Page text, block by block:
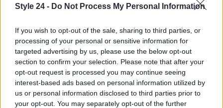
Style 24 - Do Not Process My Personal Information
If you wish to opt-out of the sale, sharing to third parties, or
processing of your personal or sensitive information for
targeted advertising by us, please use the below opt-out
section to confirm your selection. Please note that after your
opt-out request is processed you may continue seeing
interest-based ads based on personal information utilized by
us or personal information disclosed to third parties prior to
your opt-out. You may separately opt-out of the further
Strategie mindful: presenza online
luminosa e misurata
Lamindfulnessdigitale non chiede di stare meno
online, ma di esserci con intenzione. Un protocollo
breve, la “pausa 3P”, può essere sufficiente: 1) Piedi
a terra (sensazione corporea), 2)Polmoni(tre